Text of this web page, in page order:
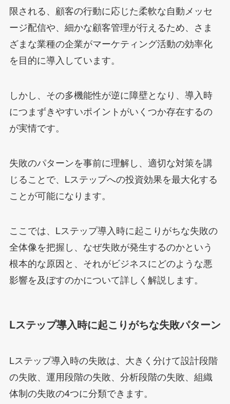
限される、顧客の行動に応じた柔軟な自動メッセ
ージ配信や、細かな顧客管理が行えるため、さま
ざまな業種の企業がマーケティング活動の効率化
を目的に導入しています。
しかし、その多機能性が逆に障壁となり、導入時
につまずきやすいポイントがいくつか存在するの
が実情です。
失敗のパターンを事前に理解し、適切な対策を講
じることで、Lステップへの投資効果を最大化する
ことが可能になります。
ここでは、Lステップ導入時に起こりがちな失敗の
全体像を把握し、なぜ失敗が発生するのかという
根本的な原因と、それがビジネスにどのような悪
影響を及ぼすのかについて詳しく解説します。
Lステップ導入時に起こりがちな失敗パターン
Lステップ導入時の失敗は、大きく分けて設計段階
の失敗、運用段階の失敗、分析段階の失敗、組織
体制の失敗の4つに分類できます。